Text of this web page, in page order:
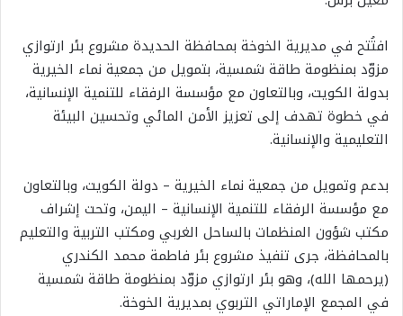
افتُتح في مديرية الخوخة بمحافظة الحديدة مشروع بئر ارتوازي
مزوّد بمنظومة طاقة شمسية، بتمويل من جمعية نماء الخيرية
بدولة الكويت، وبالتعاون مع مؤسسة الرفقاء للتنمية الإنسانية،
في خطوة تهدف إلى تعزيز الأمن المائي وتحسين البيئة
التعليمية والإنسانية.
بدعم وتمويل من جمعية نماء الخيرية – دولة الكويت، وبالتعاون
مع مؤسسة الرفقاء للتنمية الإنسانية – اليمن، وتحت إشراف
مكتب شؤون المنظمات بالساحل الغربي ومكتب التربية والتعليم
بالمحافظة، جرى تنفيذ مشروع بئر فاطمة محمد الكندري
(يرحمها الله)، وهو بئر ارتوازي مزوّد بمنظومة طاقة شمسية
في المجمع الإماراتي التربوي بمديرية الخوخة.